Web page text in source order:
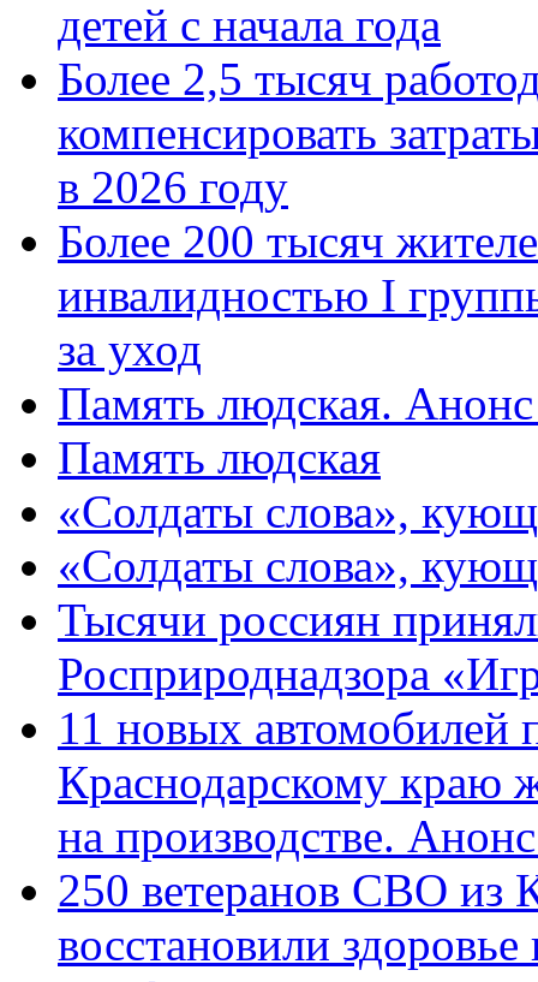
детей с начала года
Более 2,5 тысяч
компенсировать
в 2026 году
Более 200 тысяч
инвалидностью I
за уход
Память людская.
Память людская
«Солдаты слова»,
«Солдаты слова»,
Тысячи россиян
Росприроднадзора
11 новых автомобилей
Краснодарскому краю
на производстве.
250 ветеранов СВО из
восстановили